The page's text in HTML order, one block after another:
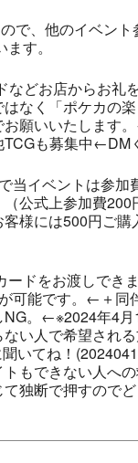
で、他のイベン
す。
などお店からお
なく「ポケカの
願いいたします
も募集中←DM
当イベントは参
公式上参加費
様には500円ご
ドをお渡しでき
可能です。←＋同
。←※2024年4
い人で希望され
いてね！
もできない人へ
独断で押すので